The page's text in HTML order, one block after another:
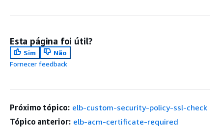
Esta página foi útil?
Sim
Não
Fornecer feedback
Próximo tópico: elb-custom-security-policy-ssl-check
Tópico anterior: elb-acm-certificate-required